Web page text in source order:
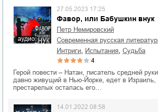
аудио
Фавор, или Бабушкин внук
27.05.2023 17:25
Петр Немировский
современная русская
интриги испытания судьба
4
Герой повести – Натан, писатель средней
давно живущий в Нью-Йорке, едет в Израиль,
престарелых осталась его…
14.01.2022 08:58